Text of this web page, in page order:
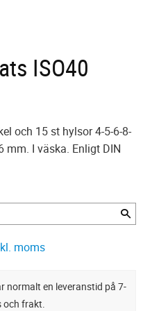
ISO40
och 15 st hylsor 4-5-6-8-
mm. I väska. Enligt DIN
moms
normalt en leveranstid på 7-
och frakt.